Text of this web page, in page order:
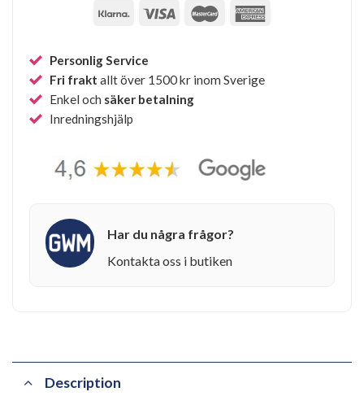
Personlig Service
Fri frakt allt över 1500 kr inom Sverige
Enkel och säker betalning
Inredningshjälp
Har du några frågor?
Kontakta oss i butiken
Description